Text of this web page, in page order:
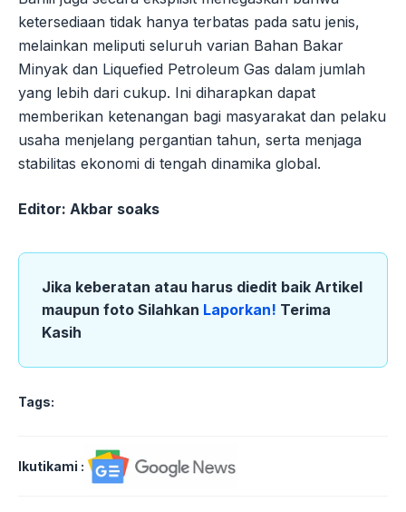
ketersediaan tidak hanya terbatas pada satu jenis,
melainkan meliputi seluruh varian Bahan Bakar
Minyak dan Liquefied Petroleum Gas dalam jumlah
yang lebih dari cukup. Ini diharapkan dapat
memberikan ketenangan bagi masyarakat dan pelaku
usaha menjelang pergantian tahun, serta menjaga
stabilitas ekonomi di tengah dinamika global.
Editor: Akbar soaks
Jika keberatan atau harus diedit baik Artikel
maupun foto Silahkan Laporkan! Terima
Kasih
Tags:
Ikutikami :